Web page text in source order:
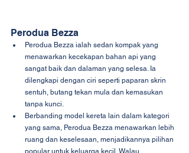
Perodua Bezza
Perodua Bezza ialah sedan kompak yang
menawarkan kecekapan bahan api yang
sangat baik dan dalaman yang selesa. Ia
dilengkapi dengan ciri seperti paparan skrin
sentuh, butang tekan mula dan kemasukan
tanpa kunci.
Berbanding model kereta lain dalam kategori
yang sama, Perodua Bezza menawarkan lebih
ruang dan keselesaan, menjadikannya pilihan
popular untuk keluarga kecil. Walau